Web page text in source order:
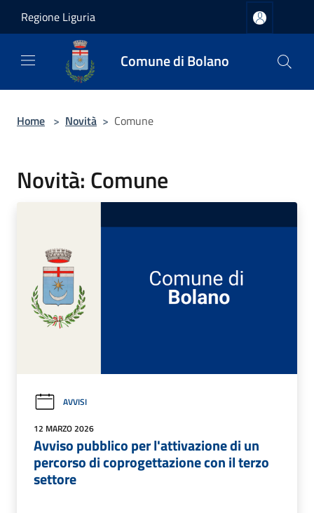
Regione Liguria
Comune di Bolano
Home > Novità > Comune
Novità: Comune
AVVISI
12 MARZO 2026
Avviso pubblico per l'attivazione di un
percorso di coprogettazione con il terzo
settore